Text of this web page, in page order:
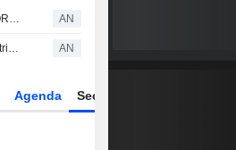
GANADORES Y PERDEDORES: Las petroleras caen; Vodafone y AstraZeneca convencen AN
WINNERS & LOSERS: Centrica anuncia recortes de plantilla tras la caída de su beneficio ajustado AN
Agenda Sector